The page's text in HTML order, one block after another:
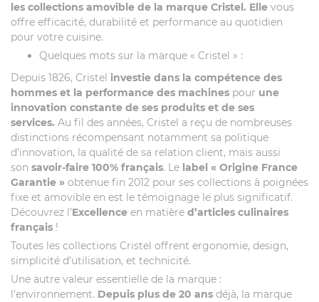
les collections amovible de la marque Cristel. Elle vous
offre efficacité, durabilité et performance au quotidien
pour votre cuisine.
Quelques mots sur la marque « Cristel » :
Depuis 1826, Cristel investie dans la compétence des
hommes et la performance des machines pour une
innovation constante de ses produits et de ses
services. Au fil des années, Cristel a reçu de nombreuses
distinctions récompensant notamment sa politique
d’innovation, la qualité de sa relation client, mais aussi
son savoir-faire 100% français. Le label « Origine France
Garantie » obtenue fin 2012 pour ses collections à poignées
fixe et amovible en est le témoignage le plus significatif.
Découvrez l’Excellence en matière d’articles culinaires
français !
Toutes les collections Cristel offrent ergonomie, design,
simplicité d’utilisation, et technicité.
Une autre valeur essentielle de la marque :
l’environnement. Depuis plus de 20 ans déjà, la marque